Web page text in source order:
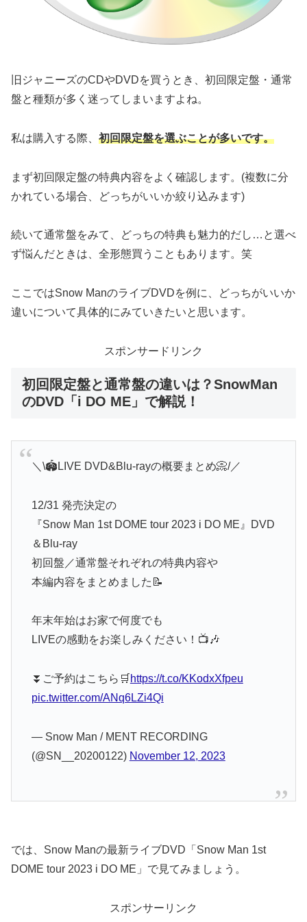
旧ジャニーズのCDやDVDを買うとき、初回限定盤・通常
盤と種類が多く迷ってしまいますよね。
私は購入する際、 初回限定盤を選ぶことが多いです。
まず初回限定盤の特典内容をよく確認します。(複数に分
かれている場合、どっちがいいか絞り込みます)
続いて通常盤をみて、どっちの特典も魅力的だし…と選べ
ず悩んだときは、全形態買うこともあります。笑
ここではSnow ManのライブDVDを例に、どっちがいいか
違いについて具体的にみていきたいと思います。
スポンサードリンク
初回限定盤と通常盤の違いは？SnowMan
のDVD「i DO ME」で解説！
＼\🏟️LIVE DVD&Blu-rayの概要まとめ📀/／
12/31 発売決定の
『Snow Man 1st DOME tour 2023 i DO ME』DVD
＆Blu-ray
初回盤／通常盤それぞれの特典内容や
本編内容をまとめました📝
年末年始はお家で何度でも
LIVEの感動をお楽しみください！📺🎶
⏬ご予約はこちら🛒 https://t.co/KKodxXfpeu
pic.twitter.com/ANq6LZi4Qi
— Snow Man / MENT RECORDING
(@SN__20200122) November 12, 2023
では、Snow Manの最新ライブDVD「Snow Man 1st
DOME tour 2023 i DO ME」で見てみましょう。
スポンサーリンク